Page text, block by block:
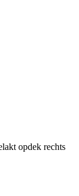
opdek rechts